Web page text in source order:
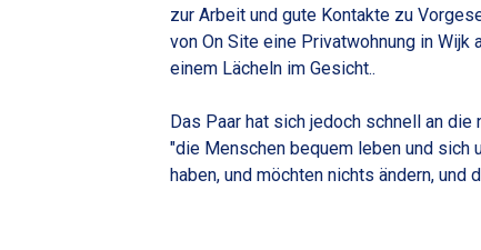
zur Arbeit und gute Kontakte zu
von On Site eine Privatwohnung in
einem Lächeln im Gesicht..
Das Paar hat sich jedoch schnell an
"die Menschen bequem leben und sich
haben, und möchten nichts ändern,